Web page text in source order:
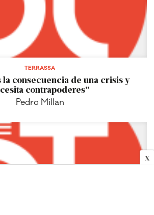
X
TERRASSA
la consecuencia de una crisis y
contrapoderes"
Pedro Millan